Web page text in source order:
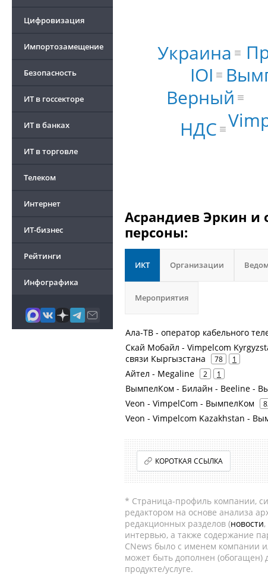
Цифровизация
Импортозамещение
Безопасность
ИТ в госсекторе
ИТ в банках
ИТ в торговле
Телеком
Интернет
ИТ-бизнес
Рейтинги
Инфографика
Верный
Украина
НДС
IOI
Асрандиев Эркин и
персоны:
ИКТ Организации
Мероприятия
Ала-ТВ - оператор кабельного
Скай Мобайл - Vimpelcom
связи Кыргызстана
78 1
Айтел - Megaline 2 1
ВымпелКом - Билайн - Beeline -
Veon - VimpelCom - ВымпелКом
Veon - Vimpelcom Kazakhstan -
КОРОТКАЯ ССЫЛКА
* Страница-профиль компании,
редактором на основе анализа
редакционных разделов (новости
интервью, а также содержание
CNews было с именем компании
может быть дополнен
продукте/услуге.